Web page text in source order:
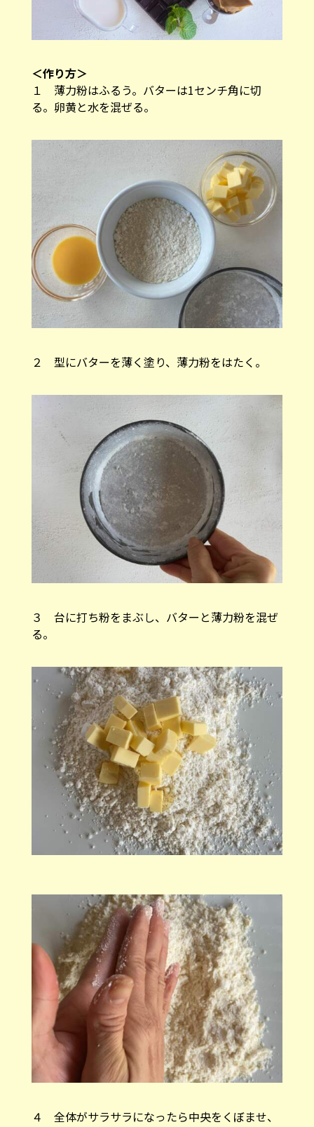
＜作り方＞
１ 薄力粉はふるう。バターは1センチ角に切
る。卵黄と水を混ぜる。
２ 型にバターを薄く塗り、薄力粉をはたく。
３ 台に打ち粉をまぶし、バターと薄力粉を混ぜ
る。
４ 全体がサラサラになったら中央をくぼませ、